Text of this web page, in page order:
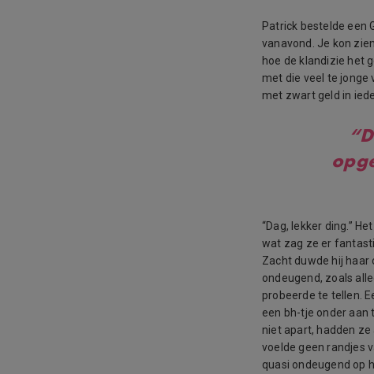
Patrick bestelde een
vanavond. Je kon
hoe de klandizie het
met die veel te jonge
met zwart geld in
“Dag, lekker ding.”
wat zag ze er
Zacht duwde hij haar
ondeugend, zoals
probeerde te tellen.
een bh-tje onder aan
niet apart, hadden
voelde geen randjes
quasi ondeugend op